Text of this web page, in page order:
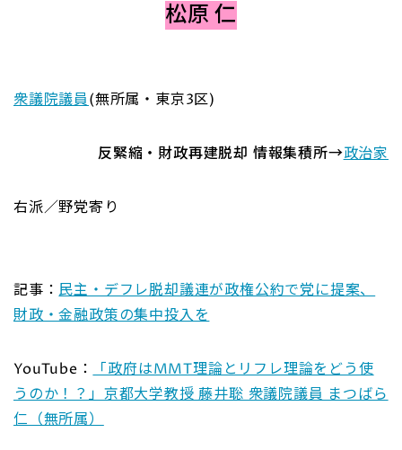
松原 仁
衆議院議員(無所属・東京3区)
反緊縮・財政再建脱却 情報集積所→政治家
右派／野党寄り
記事： 民主・デフレ脱却議連が政権公約で党に提案、
財政・金融政策の集中投入を
YouTube：
「政府はMMT理論とリフレ理論をどう使
うのか！？」京都大学教授 藤井聡 衆議院議員 まつばら
仁（無所属）